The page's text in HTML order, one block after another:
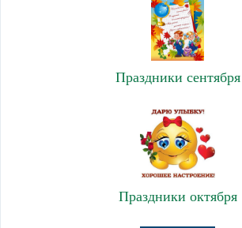
Праздники сентября
Праздники октября